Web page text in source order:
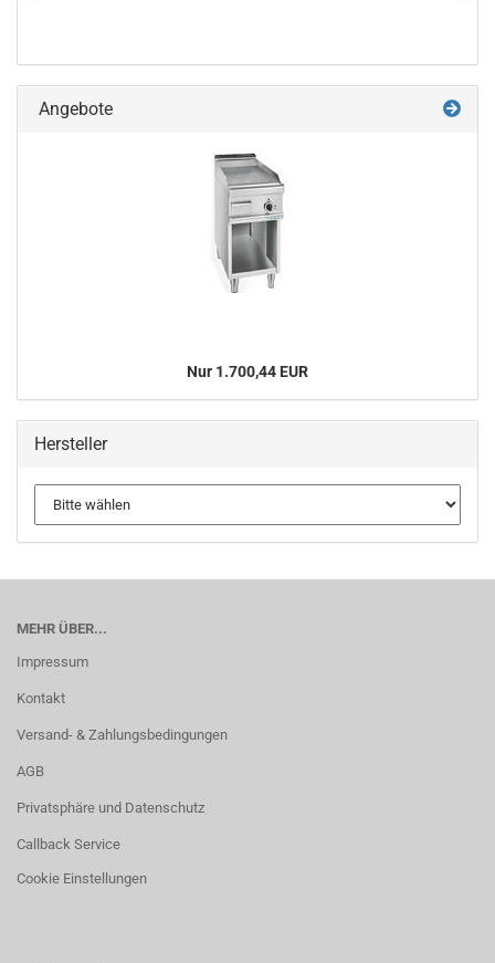
Angebote
Nur 1.700,44 EUR
Hersteller
MEHR ÜBER...
Impressum
Kontakt
Versand- & Zahlungsbedingungen
AGB
Privatsphäre und Datenschutz
Callback Service
Cookie Einstellungen